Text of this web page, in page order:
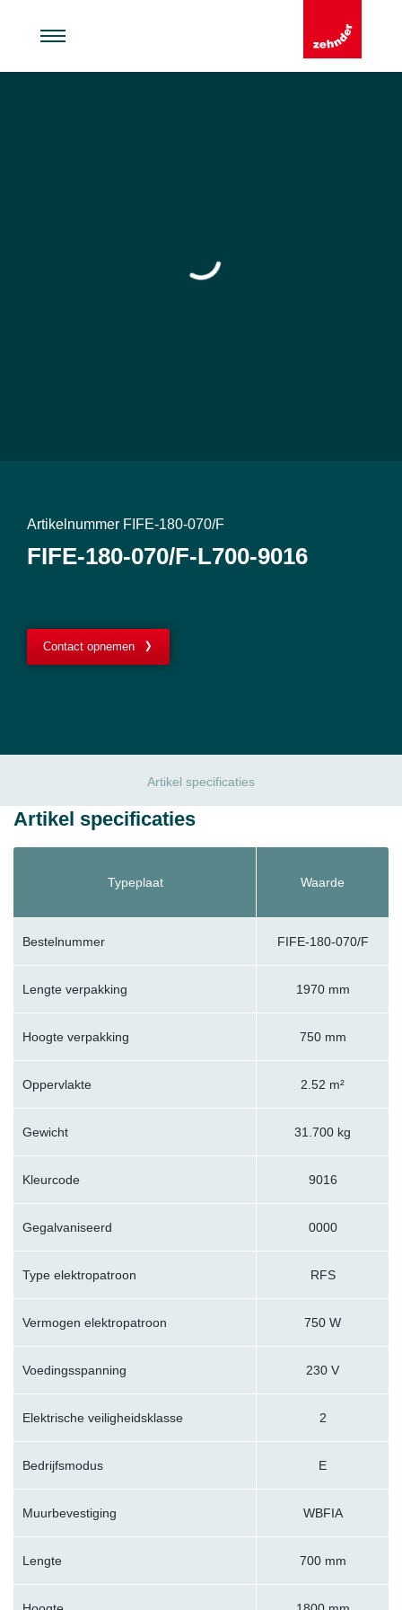
Artikelnummer FIFE-180-070/F
FIFE-180-070/F-L700-9016
Contact opnemen
Artikel specificaties
Artikel specificaties
Typeplaat Waarde
Bestelnummer FIFE-180-070/F
Lengte verpakking 1970 mm
Hoogte verpakking 750 mm
Oppervlakte 2.52 m²
Gewicht 31.700 kg
Kleurcode 9016
Gegalvaniseerd 0000
Type elektropatroon RFS
Vermogen elektropatroon 750 W
Voedingsspanning 230 V
Elektrische veiligheidsklasse 2
Bedrijfsmodus E
Muurbevestiging WBFIA
Lengte 700 mm